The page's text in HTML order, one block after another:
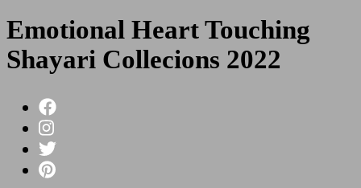
Poetries
Emotional Heart Touching
Shayari Collecions 2022